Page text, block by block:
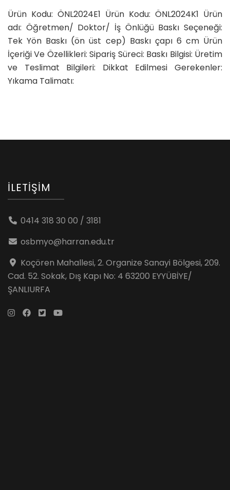
Ürün Kodu: ÖNL2024E1 Ürün Kodu: ÖNL2024K1 Ürün
adı: Öğretmen/ Doktor/ İş Önlüğü Baskı Seçeneği:
Tek Yön Baskı (ön üst cep) Baskı çapı 6 cm Ürün
İçeriği Ve Özellikleri: Sipariş Süreci: Baskı Bilgisi: Üretim
ve Teslimat Bilgileri: Dikkat Edilmesi Gerekenler:
Yıkama Talimatı:
İLETIŞIM
0414 318 30 00 / 3181
osbmyo@harran.edu.tr
Koçören Mahallesi, 2. Organize Sanayi Bölgesi, 209.
Cad. 52. Sokak, Dış Kapı No: 4 63200 EYYÜBİYE/
ŞANLIURFA